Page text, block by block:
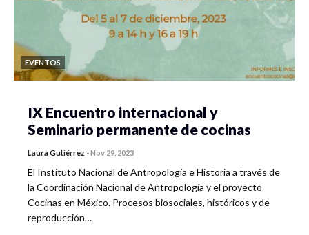
EVENTOS
IX Encuentro internacional y
Seminario permanente de cocinas
Laura Gutiérrez -Nov 29, 2023
El Instituto Nacional de Antropología e Historia a través de
la Coordinación Nacional de Antropología y el proyecto
Cocinas en México. Procesos biosociales, históricos y de
reproducción…